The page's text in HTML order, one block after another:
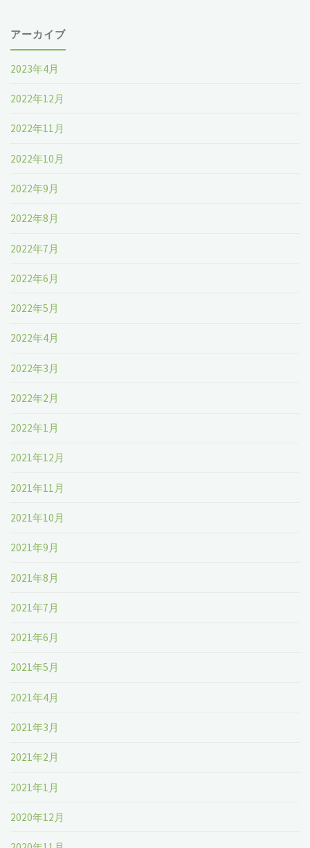
アーカイブ
2023年4月
2022年12月
2022年11月
2022年10月
2022年9月
2022年8月
2022年7月
2022年6月
2022年5月
2022年4月
2022年3月
2022年2月
2022年1月
2021年12月
2021年11月
2021年10月
2021年9月
2021年8月
2021年7月
2021年6月
2021年5月
2021年4月
2021年3月
2021年2月
2021年1月
2020年12月